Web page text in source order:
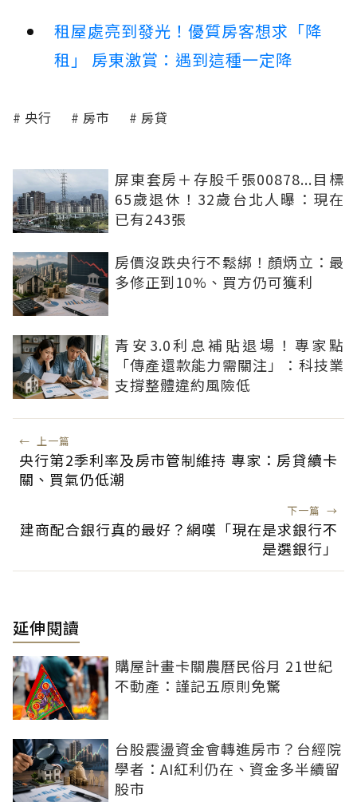
租屋處亮到發光！優質房客想求「降
租」 房東激賞：遇到這種一定降
央行 房市 房貸
屏東套房＋存股千張00878...目標
65歲退休！32歲台北人曝：現在
已有243張
房價沒跌央行不鬆綁！顏炳立：最
多修正到10%、買方仍可獲利
青安3.0利息補貼退場！專家點
「傳產還款能力需關注」：科技業
支撐整體違約風險低
← 上一篇
央行第2季利率及房市管制維持 專家：房貸續卡
關、買氣仍低潮
下一篇 →
建商配合銀行真的最好？網嘆「現在是求銀行不
是選銀行」
延伸閱讀
購屋計畫卡關農曆民俗月 21世紀
不動產：謹記五原則免驚
台股震盪資金會轉進房市？台經院
學者：AI紅利仍在、資金多半續留
股市